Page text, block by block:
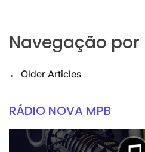
Navegação por
← Older Articles
RÁDIO NOVA MPB